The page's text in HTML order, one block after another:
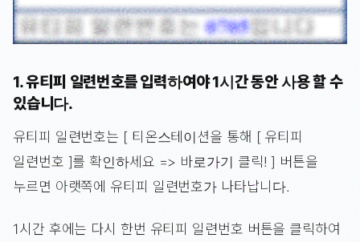
1. 유티피 일련번호를 입력하여야 1시간 동안 사용 할 수
있습니다.
유티피 일련번호는 [ 티온스테이션을 통해 [ 유티피
일련번호 ]를 확인하세요 => 바로가기 클릭! ] 버튼을
누르면 아랫쪽에 유티피 일련번호가 나타납니다.
1시간 후에는 다시 한번 유티피 일련번호 버튼을 클릭하여